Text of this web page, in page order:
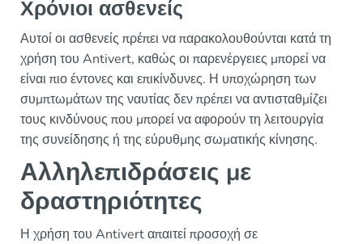
Χρόνιοι ασθενείς
Αυτοί οι ασθενείς πρέπει να παρακολουθούνται κατά τη
χρήση του Antivert, καθώς οι παρενέργειες μπορεί να
είναι πιο έντονες και επικίνδυνες. Η υποχώρηση των
συμπτωμάτων της ναυτίας δεν πρέπει να αντισταθμίζει
τους κινδύνους που μπορεί να αφορούν τη λειτουργία
της συνείδησης ή της εύρυθμης σωματικής κίνησης.
Αλληλεπιδράσεις με
δραστηριότητες
Η χρήση του Antivert απαιτεί προσοχή σε